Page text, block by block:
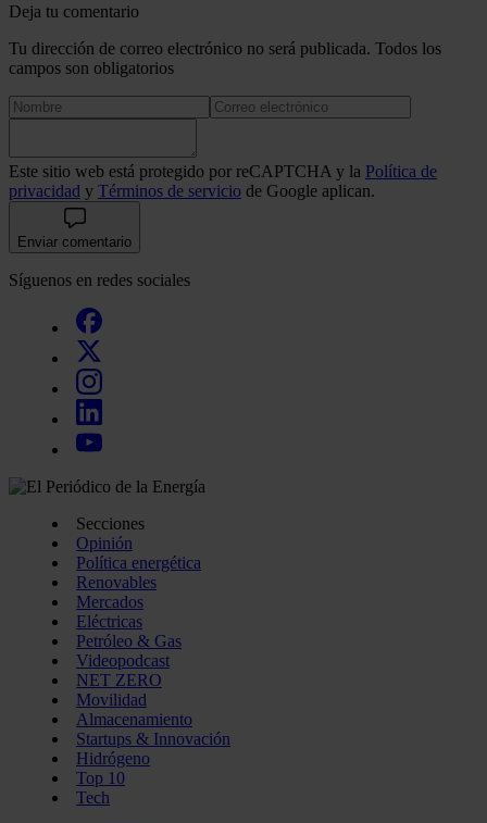
Deja tu comentario
Tu dirección de correo electrónico no será publicada. Todos los
campos son obligatorios
Este sitio web está protegido por reCAPTCHA y la Política de
privacidad y Términos de servicio de Google aplican.
Enviar comentario
Síguenos en redes sociales
Secciones
Opinión
Política energética
Renovables
Mercados
Eléctricas
Petróleo & Gas
Videopodcast
NET ZERO
Movilidad
Almacenamiento
Startups & Innovación
Hidrógeno
Top 10
Tech